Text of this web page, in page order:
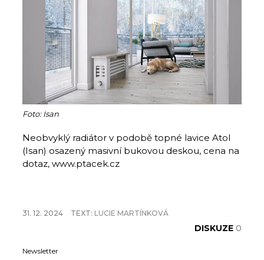
Foto: Isan
Neobvyklý radiátor v podobě topné lavice Atol
(Isan) osazený masivní bukovou deskou, cena na
dotaz, www.ptacek.cz
31. 12. 2024 TEXT: LUCIE MARTÍNKOVÁ
DISKUZE 0
Newsletter